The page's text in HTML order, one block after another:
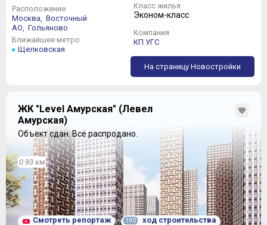
Расположение
Москва,
Восточный
АО,
Гольяново
Ближайшее метро
Щелковская
Класс жилья
Эконом-класс
Компания
КП УГС
На страницу Новостройки
ЖК "Level Амурская" (Левел
Амурская)
Объект сдан.Всё распродано.
0.93 км
Смотреть репортаж 190 ход строительства